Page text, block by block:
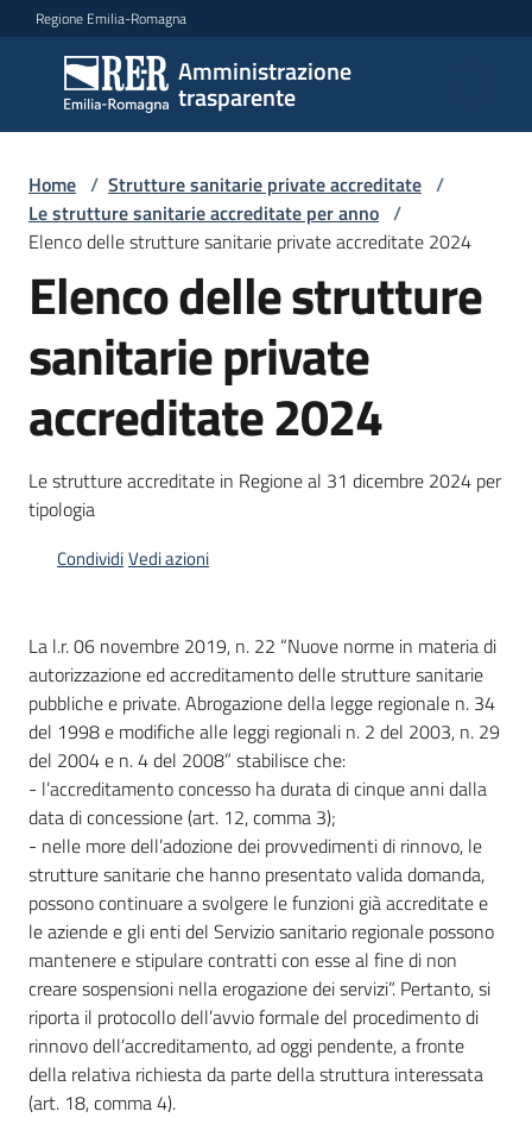
Vai al contenuto
Vai alla navigazione
Vai al footer
Regione Emilia-Romagna
Amministrazione
trasparente
Amministrazione
trasparente
Sottosezioni
Accesso
Home / Strutture sanitarie private accreditate /
Le strutture sanitarie accreditate per anno /
Elenco delle strutture sanitarie private accreditate 2024
Elenco delle strutture
sanitarie private
accreditate 2024
Le strutture accreditate in Regione al 31 dicembre 2024 per
tipologia
CondividiVedi azioni
La l.r. 06 novembre 2019, n. 22 “Nuove norme in materia di
autorizzazione ed accreditamento delle strutture sanitarie
pubbliche e private. Abrogazione della legge regionale n. 34
del 1998 e modifiche alle leggi regionali n. 2 del 2003, n. 29
del 2004 e n. 4 del 2008” stabilisce che:
- l’accreditamento concesso ha durata di cinque anni dalla
data di concessione (art. 12, comma 3);
- nelle more dell’adozione dei provvedimenti di rinnovo, le
strutture sanitarie che hanno presentato valida domanda,
possono continuare a svolgere le funzioni già accreditate e
le aziende e gli enti del Servizio sanitario regionale possono
mantenere e stipulare contratti con esse al fine di non
creare sospensioni nella erogazione dei servizi”. Pertanto, si
riporta il protocollo dell’avvio formale del procedimento di
rinnovo dell’accreditamento, ad oggi pendente, a fronte
della relativa richiesta da parte della struttura interessata
(art. 18, comma 4).